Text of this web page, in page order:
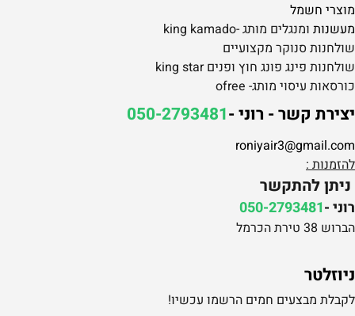
מוצרי חשמל
מעשנות ומנגלים מותג -king kamado
שולחנות סנוקר מקצועיים
שולחנות פינג פונג חוץ ופנים king star
כורסאות עיסוי מותג- ofree
יצירת קשר - רוני -050-2793481
roniyair3@gmail.com
להזמנות :
ניתן להתקשר
רוני -050-2793481
הברוש 38 טירת הכרמל
ניוזלטר
לקבלת מבצעים חמים הרשמו עכשיו!